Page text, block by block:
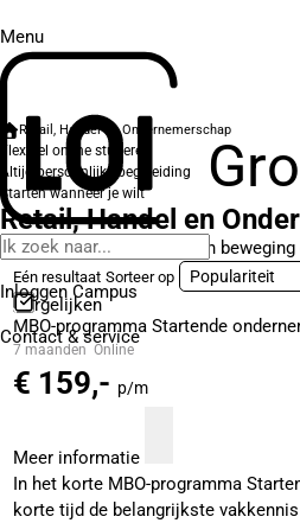
Menu
Inloggen Campus
Contact& service
Retail, Handel en Ondernemerschap
Flexibel online studeren
Altijd persoonlijke begeleiding
Starten wanneer je wilt
Retail, Handel en
De retailbranche is volop in
Eén resultaat Sorteer op
Vergelijken
MBO-programma Startende
7 maanden Online
€ 159,- p/m
Meer informatie
In het korte MBO-programma
korte tijd de belangrijkste